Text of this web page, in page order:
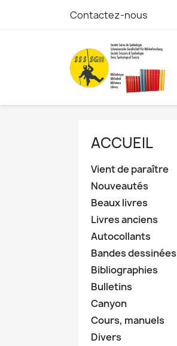
Contactez-nous
ACCUEIL
Vient de paraître
Nouveautés
Beaux livres
Livres anciens
Autocollants
Bandes dessinées
Bibliographies
Bulletins
Canyon
Cours, manuels
Divers